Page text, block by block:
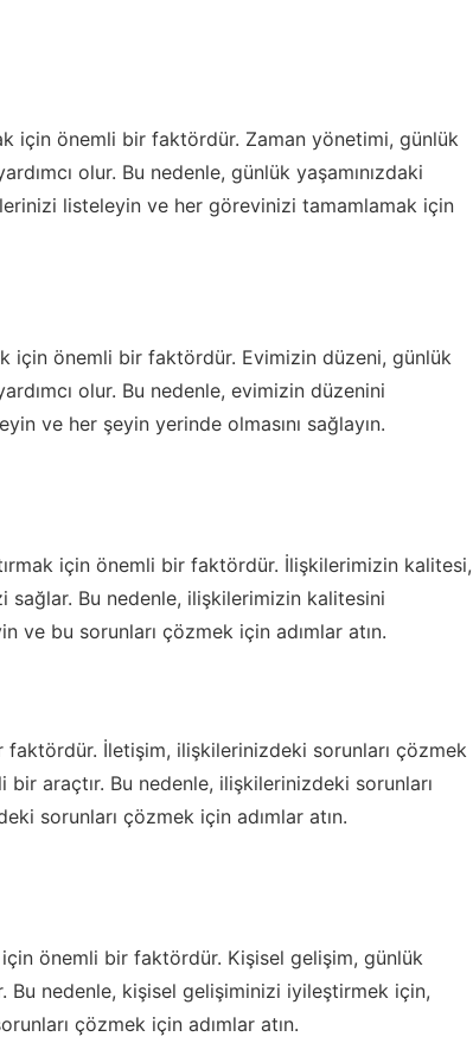
için önemli bir faktördür. Zaman yönetimi, günlük
olur. Bu nedenle, günlük yaşamınızdaki
listeleyin ve her görevinizi tamamlamak için
için önemli bir faktördür. Evimizin düzeni, günlük
olur. Bu nedenle, evimizin düzenini
ve her şeyin yerinde olmasını sağlayın.
için önemli bir faktördür. İlişkilerimizin kalitesi,
sağlar. Bu nedenle, ilişkilerimizin kalitesini
ve bu sorunları çözmek için adımlar atın.
İletişim, ilişkilerinizdeki sorunları çözmek
araçtır. Bu nedenle, ilişkilerinizdeki sorunları
sorunları çözmek için adımlar atın.
için önemli bir faktördür. Kişisel gelişim, günlük
Bu nedenle, kişisel gelişiminizi iyileştirmek için,
çözmek için adımlar atın.